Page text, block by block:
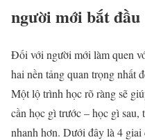
người mới bắt đầu
Đối với người mới làm quen
hai nền tảng quan trọng nhất
Một lộ trình học rõ ràng sẽ
cần học gì trước – học gì
nhanh hơn. Dưới đây là 4